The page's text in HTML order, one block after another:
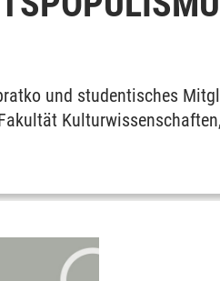
und studentisches